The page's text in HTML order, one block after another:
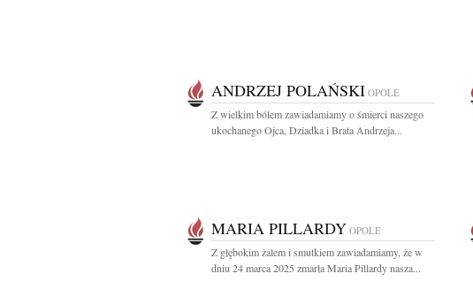
ANDRZEJ POLAŃSKI OPOLE
Z wielkim bólem zawiadamiamy o śmierci naszego
ukochanego Ojca, Dziadka i Brata Andrzeja...
MARIA PILLARDY OPOLE
Z głębokim żalem i smutkiem zawiadamiamy, że w
dniu 24 marca 2025 zmarła Maria Pillardy nasza...